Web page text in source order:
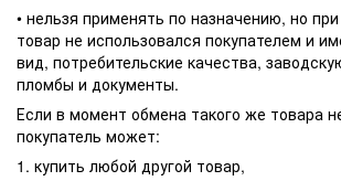
• нельзя применять по назначению, но
товар не использовался покупателем и
вид, потребительские качества,
пломбы и документы.
Если в момент обмена такого же товара
покупатель может:
1. купить любой другой товар,